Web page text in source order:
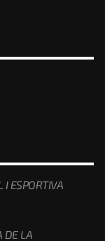
I ESPORTIVA
DE LA